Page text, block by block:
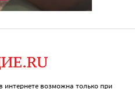
интернете возможна только при